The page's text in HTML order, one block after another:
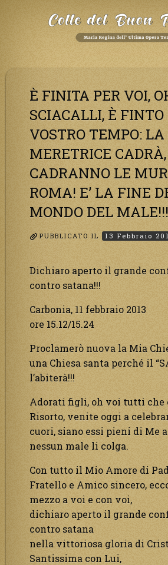
È FINITA PER VOI,
SCIACALLI, È
VOSTRO TEMPO:
MERETRICE CADRÀ,
CADRANNO LE
ROMA! E’ LA FINE
MONDO DEL MALE!!!
PUBBLICATO IL 13 Febbraio
Dichiaro aperto il grande
contro satana!!!
Carbonia, 11 febbraio 2013
ore 15.12/15.24
Proclamerò nuova la Mia
una Chiesa santa perché il
l’abiterà!!!
Adorati figli, oh voi tutti che
Risorto, venite oggi a
cuori, siano essi pieni di Me
nessun male li colga.
Con tutto il Mio Amore di
Fratello e Amico sincero,
mezzo a voi e con voi,
dichiaro aperto il grande
contro satana
nella vittoriosa gloria di
Santissima con Lui,